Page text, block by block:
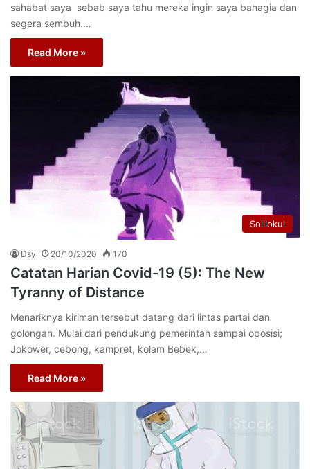
sahabat saya sebab saya tahu mereka ingin saya bahagia dan
segera sembuh.…
Read More »
Solilokui
Dsy 20/10/2020 170
Catatan Harian Covid-19 (5): The New
Tyranny of Distance
Menariknya kiriman tersebut datang dari lintas partai dan
golongan. Mulai dari pendukung pemerintah sampai oposisi;
Jokower, cebong, kampret, kolam Bebek,…
Read More »